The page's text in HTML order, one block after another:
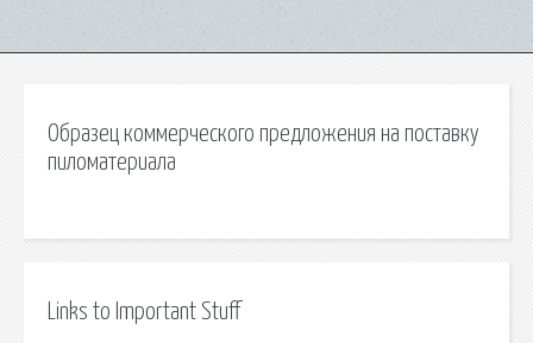
Образец коммерческого предложения на поставку
пиломатериала
Links to Important Stuff